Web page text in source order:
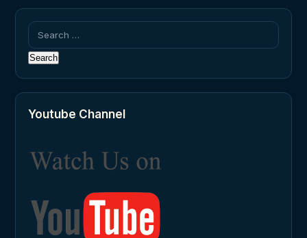
Search
for:
Youtube Channel